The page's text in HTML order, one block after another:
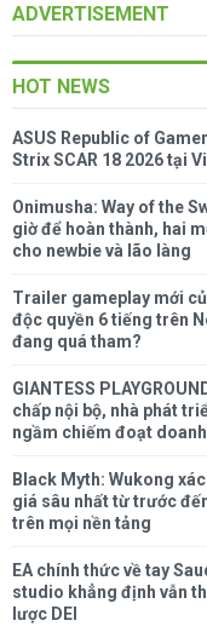
ADVERTISEMENT
HOT NEWS
ASUS Republic of
Strix SCAR 18 2026 tại
Onimusha: Way of the
giờ để hoàn thành, hai
cho newbie và lão làng
Trailer gameplay mới
độc quyền 6 tiếng trên
đang quá tham?
GIANTESS
chấp nội bộ, nhà phát
ngầm chiếm đoạt
Black Myth: Wukong
giá sâu nhất từ trước
trên mọi nền tảng
EA chính thức về tay
studio khẳng định vẫn
lược DEI